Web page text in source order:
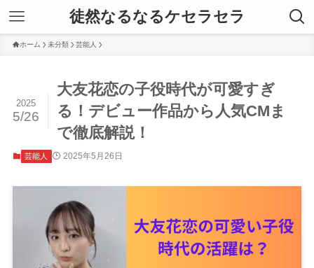
徒然なるなるケセラセラ
ホーム 未分類 芸能人
大友花恋の子役時代が可愛すぎ
る！デビュー作品から人気CMま
で徹底解説！
2025
5/26
芸能人 2025年5月26日